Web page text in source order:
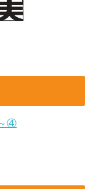
④